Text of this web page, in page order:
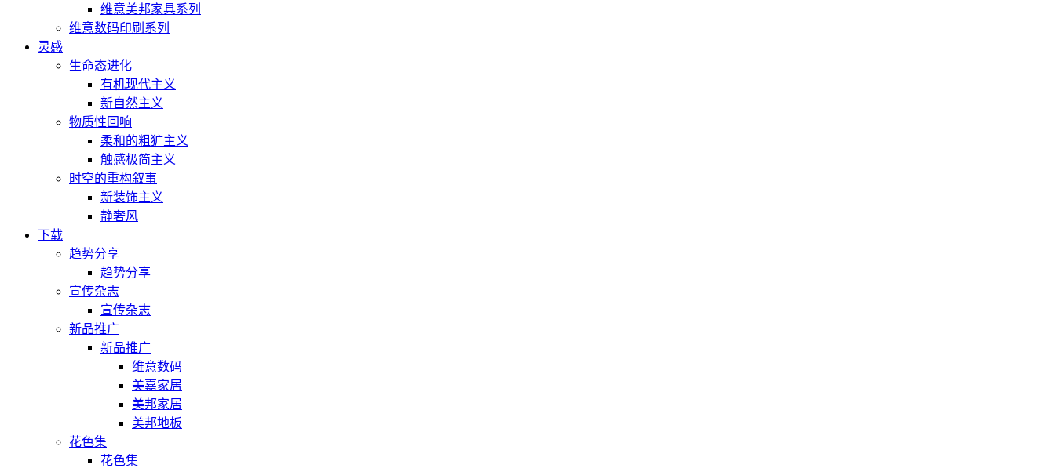
维意美邦家具系列
维意数码印刷系列
灵感
生命态进化
有机现代主义
新自然主义
物质性回响
柔和的粗犷主义
触感极简主义
时空的重构叙事
新装饰主义
静奢风
下载
趋势分享
趋势分享
宣传杂志
宣传杂志
新品推广
新品推广
维意数码
美嘉家居
美邦家居
美邦地板
花色集
花色集